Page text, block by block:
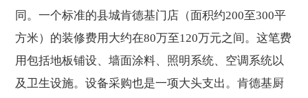
同。一个标准的县城肯德基门店（面积约200至300平
方米）的装修费用大约在80万至120万元之间。这笔费
用包括地板铺设、墙面涂料、照明系统、空调系统以
及卫生设施。设备采购也是一项大头支出。肯德基厨